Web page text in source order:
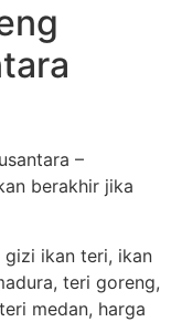
–
berakhir jika